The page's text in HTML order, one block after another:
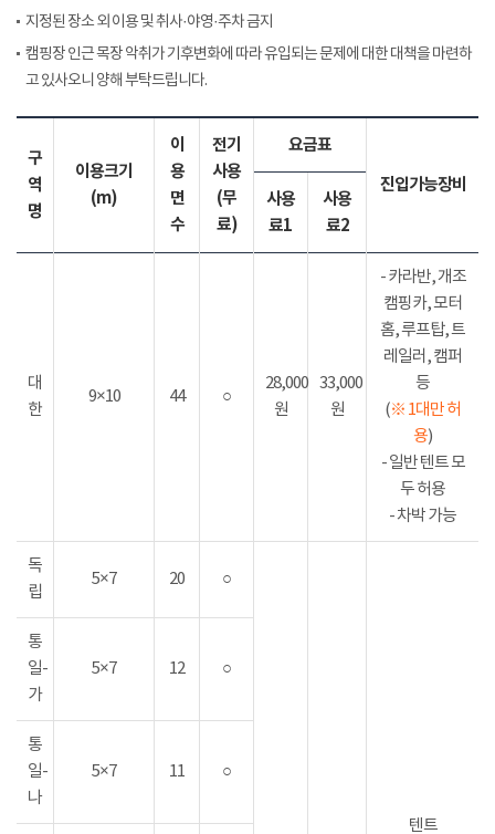
지정된 장소 외 이용 및 취사·야영·주차 금지
캠핑장 인근 목장 악취가 기후변화에 따라 유입되는 문제에 대한 대책을 마련하
고 있사오니 양해 부탁드립니다.
구
역
명
이용크기
(m)
이
용
면
수
전기
사용
(무
료)
요금표
진입가능장비
사용
료1
사용
료2
대
한
9×10 44 ○
28,000
원
33,000
원
- 카라반, 개조
캠핑카, 모터
홈, 루프탑, 트
레일러, 캠퍼
등
(※ 1대만 허
용)
- 일반 텐트 모
두 허용
- 차박 가능
독
립
5×7 20 ○
텐트
통
일-
가
5×7 12 ○
통
일-
나
5×7 11 ○